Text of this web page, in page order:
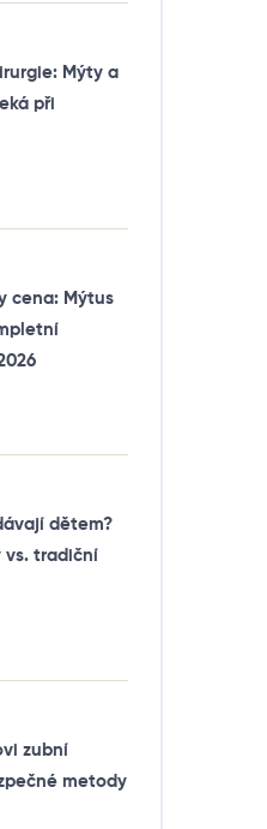
Mýty a
při
cena: Mýtus
dětem?
vs. tradiční
zubní
metody